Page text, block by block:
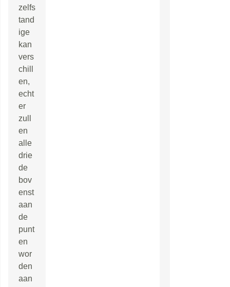
zelfs
tand
ige
kan
vers
chill
en,
echt
er
zull
en
alle
drie
de
bov
enst
aan
de
punt
en
wor
den
aan